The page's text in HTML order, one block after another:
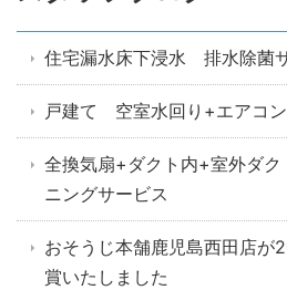
住宅漏水床下浸水 排水除菌
戸建て 空室水回り+エアコ
全換気扇+ダクト内+室外ダ
ニングサービス
おそうじ本舗鹿児島西田店が
賞いたしました